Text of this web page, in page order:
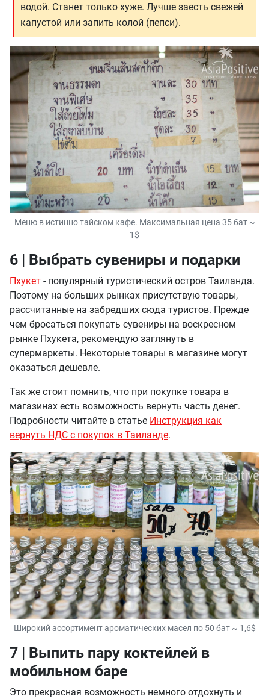
водой. Станет только хуже. Лучше заесть свежей
капустой или запить колой (пепси).
Меню в истинно тайском кафе. Максимальная цена 35 бат ~
1$
6 | Выбрать сувениры и подарки
Пхукет - популярный туристический остров Таиланда.
Поэтому на больших рынках присутствую товары,
рассчитанные на забредших сюда туристов. Прежде
чем бросаться покупать сувениры на воскресном
рынке Пхукета, рекомендую заглянуть в
супермаркеты. Некоторые товары в магазине могут
оказаться дешевле.
Так же стоит помнить, что при покупке товара в
магазинах есть возможность вернуть часть денег.
Подробности читайте в статье Инструкция как
вернуть НДС с покупок в Таиланде.
Широкий ассортимент ароматических масел по 50 бат ~ 1,6$
7 | Выпить пару коктейлей в
мобильном баре
Это прекрасная возможность немного отдохнуть и